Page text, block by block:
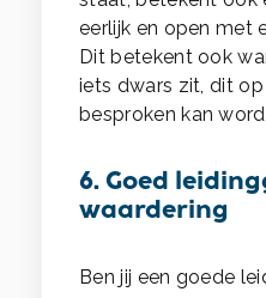
eerlijk en open met
Dit betekent ook
iets dwars zit, dit
besproken kan
6. Goed
waardering
Ben jij een goede